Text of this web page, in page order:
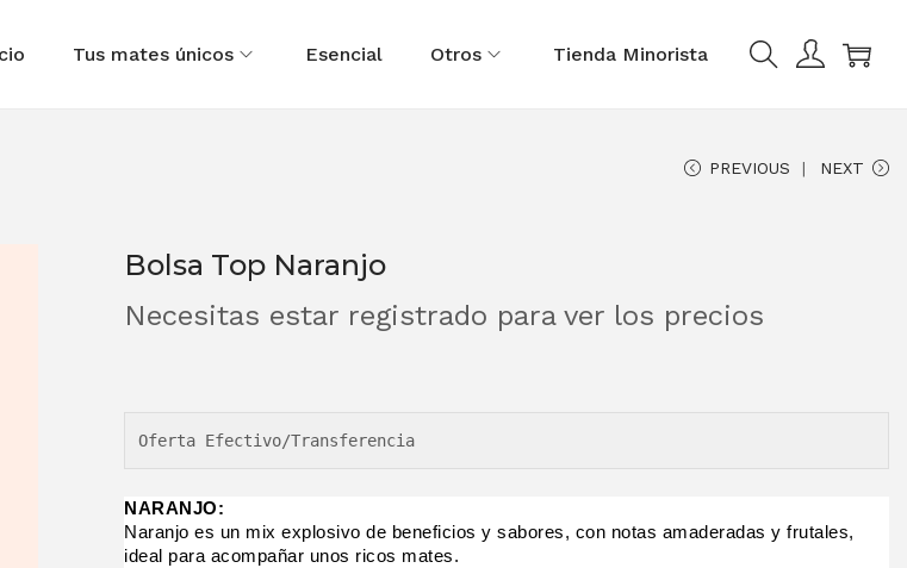
Tus mates únicos Esencial Otros Tienda Minorista
PREVIOUS NEXT
Bolsa Top Naranjo
Necesitas estar registrado para ver los precios
Oferta Efectivo/Transferencia
NARANJO:
Naranjo es un mix explosivo de beneficios y sabores, con notas amaderadas y frutales,
ideal para acompañar unos ricos mates.